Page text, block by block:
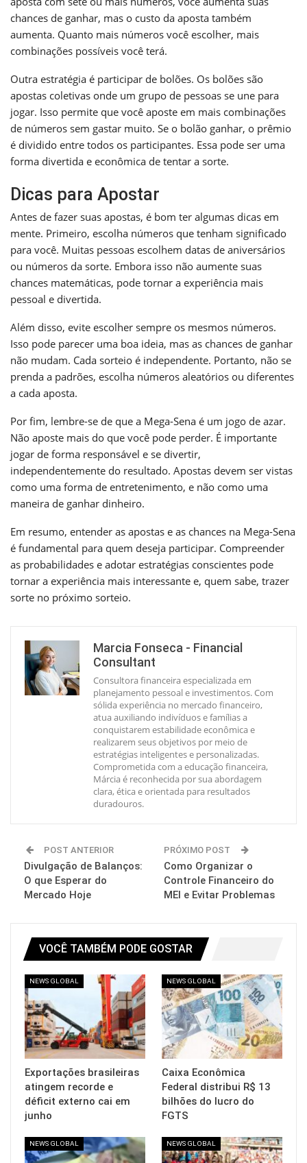
chances de ganhar, mas o custo da aposta também
aumenta. Quanto mais números você escolher, mais
combinações possíveis você terá.
Outra estratégia é participar de bolões. Os bolões são
apostas coletivas onde um grupo de pessoas se une para
jogar. Isso permite que você aposte em mais combinações
de números sem gastar muito. Se o bolão ganhar, o prêmio
é dividido entre todos os participantes. Essa pode ser uma
forma divertida e econômica de tentar a sorte.
Dicas para Apostar
Antes de fazer suas apostas, é bom ter algumas dicas em
mente. Primeiro, escolha números que tenham significado
para você. Muitas pessoas escolhem datas de aniversários
ou números da sorte. Embora isso não aumente suas
chances matemáticas, pode tornar a experiência mais
pessoal e divertida.
Além disso, evite escolher sempre os mesmos números.
Isso pode parecer uma boa ideia, mas as chances de ganhar
não mudam. Cada sorteio é independente. Portanto, não se
prenda a padrões, escolha números aleatórios ou diferentes
a cada aposta.
Por fim, lembre-se de que a Mega-Sena é um jogo de azar.
Não aposte mais do que você pode perder. É importante
jogar de forma responsável e se divertir,
independentemente do resultado. Apostas devem ser vistas
como uma forma de entretenimento, e não como uma
maneira de ganhar dinheiro.
Em resumo, entender as apostas e as chances na Mega-Sena
é fundamental para quem deseja participar. Compreender
as probabilidades e adotar estratégias conscientes pode
tornar a experiência mais interessante e, quem sabe, trazer
sorte no próximo sorteio.
Marcia Fonseca - Financial
Consultant
Consultora financeira especializada em
planejamento pessoal e investimentos. Com
sólida experiência no mercado financeiro,
atua auxiliando indivíduos e famílias a
conquistarem estabilidade econômica e
realizarem seus objetivos por meio de
estratégias inteligentes e personalizadas.
Comprometida com a educação financeira,
Márcia é reconhecida por sua abordagem
clara, ética e orientada para resultados
duradouros.
POST ANTERIOR
Divulgação de Balanços:
O que Esperar do
Mercado Hoje
PRÓXIMO POST
Como Organizar o
Controle Financeiro do
MEI e Evitar Problemas
VOCÊ TAMBÉM PODE GOSTAR
NEWS GLOBAL
Exportações brasileiras
atingem recorde e
déficit externo cai em
junho
NEWS GLOBAL
Caixa Econômica
Federal distribui R$ 13
bilhões do lucro do
FGTS
NEWS GLOBAL NEWS GLOBAL